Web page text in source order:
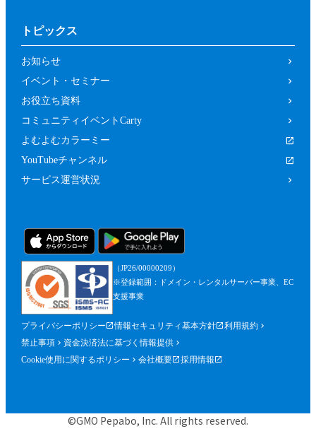
トピックス
お知らせ
イベント・セミナー
お役立ち資料
コミュニティイベントCarty
よむよむカラーミー
YouTubeチャンネル
サービス運営状況
（JP26/00000209）
※登録範囲：ドメイン・レンタルサーバー事業、EC
支援事業
プライバシーポリシー 情報セキュリティ基本方針
利用規約
禁止事項
資金決済法に基づく情報提供
Cookie使用に関するポリシー
会社概要 採用情報
©GMO Pepabo, Inc. All rights reserved.